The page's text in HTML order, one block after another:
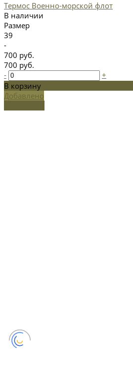
Термос Военно-морской флот
В наличии
Размер
39
-
700 руб.
700 руб.
-
+
В корзину
Добавлено